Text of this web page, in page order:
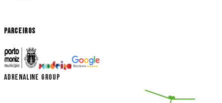
Parceiros
ADRENALINE GROUP